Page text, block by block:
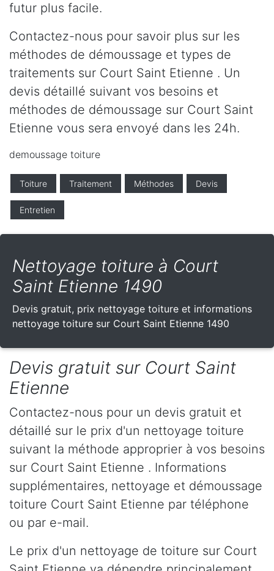
futur plus facile.
Contactez-nous pour savoir plus sur les
méthodes de démoussage et types de
traitements sur Court Saint Etienne . Un
devis détaillé suivant vos besoins et
méthodes de démoussage sur Court Saint
Etienne vous sera envoyé dans les 24h.
demoussage toiture
Toiture Traitement Méthodes Devis
Entretien
Nettoyage toiture à Court
Saint Etienne 1490
Devis gratuit, prix nettoyage toiture et informations
nettoyage toiture sur Court Saint Etienne 1490
Devis gratuit sur Court Saint
Etienne
Contactez-nous pour un devis gratuit et
détaillé sur le prix d'un nettoyage toiture
suivant la méthode approprier à vos besoins
sur Court Saint Etienne . Informations
supplémentaires, nettoyage et démoussage
toiture Court Saint Etienne par téléphone
ou par e-mail.
Le prix d'un nettoyage de toiture sur Court